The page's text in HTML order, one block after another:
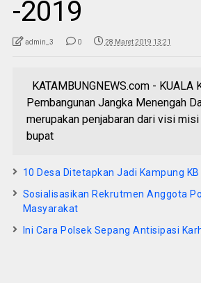
-2019
admin_3 0 28 Maret 2019 13:21
KATAMBUNGNEWS.com - KUALA
Pembangunan Jangka Menengah
merupakan penjabaran dari visi
bupat
10 Desa Ditetapkan Jadi Kampung KB
Sosialisasikan Rekrutmen Anggota
Masyarakat
Ini Cara Polsek Sepang Antisipasi